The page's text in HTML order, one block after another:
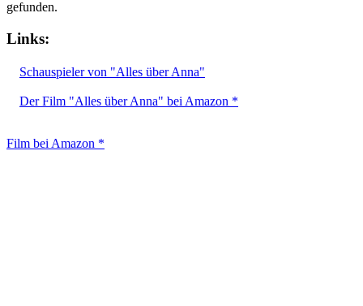
gefunden.
Links:
Schauspieler von "Alles über Anna"
Der Film "Alles über Anna" bei Amazon *
Film bei Amazon *